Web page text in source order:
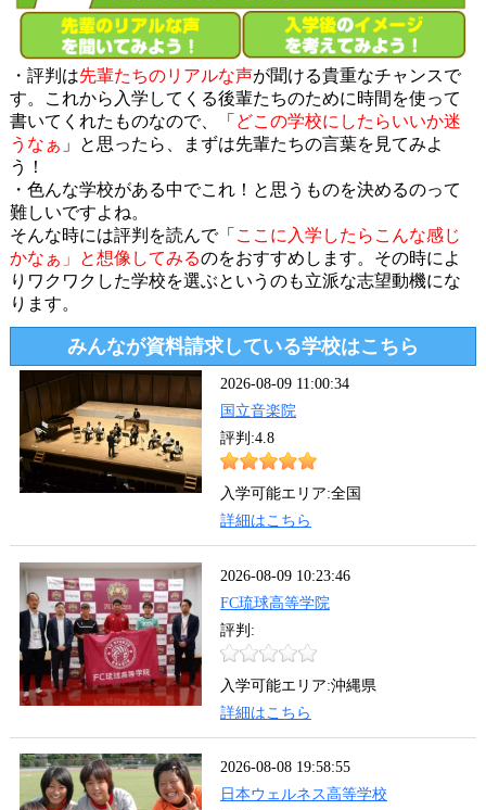
・評判は先輩たちのリアルな声が聞ける貴重なチャンスで
す。これから入学してくる後輩たちのために時間を使って
書いてくれたものなので、「 どこの学校にしたらいいか迷
うなぁ 」と思ったら、まずは先輩たちの言葉を見てみよ
う！
・色んな学校がある中でこれ！と思うものを決めるのって
難しいですよね。
そんな時には評判を読んで「 ここに入学したらこんな感じ
かなぁ」と想像してみるのをおすすめします。その時によ
りワクワクした学校を選ぶというのも立派な志望動機にな
ります。
みんなが資料請求している学校はこちら